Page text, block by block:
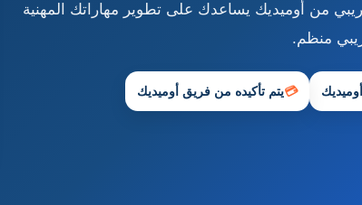
تدريبي من أوميديك يساعدك على تطوير مهاراتك المهنية
منظم.
💳يتم تأكيده من فريق أوميديك